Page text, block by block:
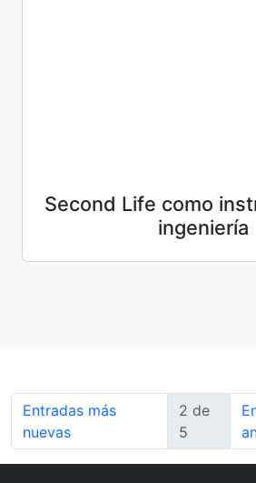
Second Life como
ingeniería
Entradas más
nuevas
2 de
5